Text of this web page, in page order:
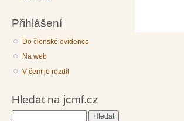
Přihlášení
Do členské evidence
Na web
V čem je rozdíl
Hledat na jcmf.cz